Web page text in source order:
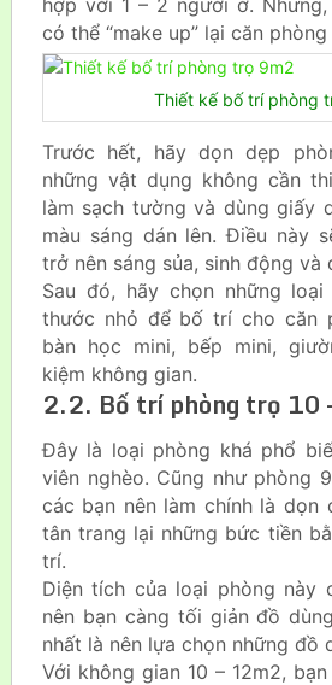
hợp với 1 – 2 người ở.
có thể “make up” lại căn
Thiết kế bố trí phòng
Trước hết, hãy dọn dẹp
những vật dụng không cần
làm sạch tường và dùng giấy
màu sáng dán lên. Điều này
trở nên sáng sủa, sinh động và
Sau đó, hãy chọn những
thước nhỏ để bố trí cho căn
bàn học mini, bếp mini,
kiệm không gian.
2.2. Bố trí phòng trọ 10
Đây là loại phòng khá phổ
viên nghèo. Cũng như phòng
các bạn nên làm chính là dọn
tân trang lại những bức tiền
trí.
Diện tích của loại phòng này
nên bạn càng tối giản đồ
nhất là nên lựa chọn những đồ
Với không gian 10 – 12m2,